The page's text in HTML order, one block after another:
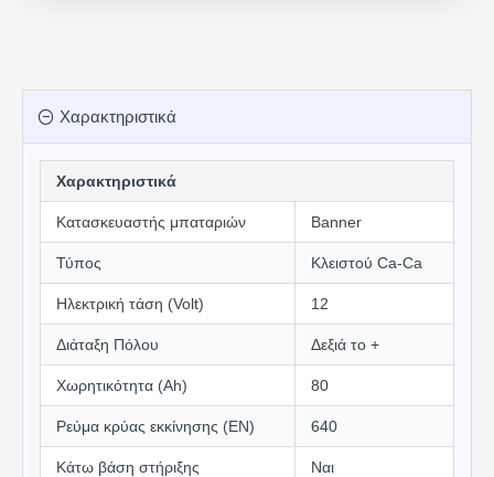
Χαρακτηριστικά
Χαρακτηριστικά
Κατασκευαστής μπαταριών Banner
Τύπος Κλειστού Ca-Ca
Ηλεκτρική τάση (Volt) 12
Διάταξη Πόλου Δεξιά το +
Χωρητικότητα (Αh) 80
Ρεύμα κρύας εκκίνησης (EN) 640
Κάτω βάση στήριξης Ναι